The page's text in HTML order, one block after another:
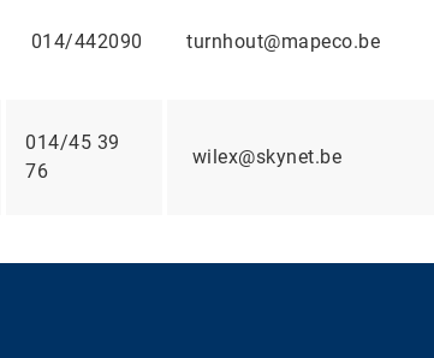
014/442090 turnhout@mapeco.be
014/45 39
76
wilex@skynet.be